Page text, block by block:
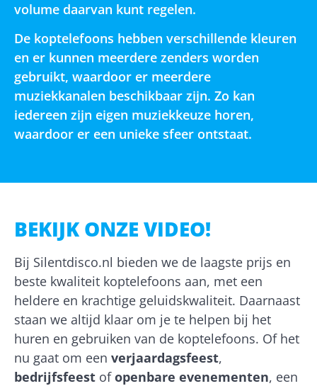
volume daarvan kunt regelen.
De koptelefoons hebben verschillende kleuren
en er kunnen meerdere zenders worden
gebruikt, waardoor er meerdere
muziekkanalen beschikbaar zijn. Zo kan
iedereen zijn eigen muziekkeuze horen,
waardoor er een unieke sfeer ontstaat.
BEKIJK ONZE VIDEO!
Bij Silentdisco.nl bieden we de laagste prijs en
beste kwaliteit koptelefoons aan, met een
heldere en krachtige geluidskwaliteit. Daarnaast
staan we altijd klaar om je te helpen bij het
huren en gebruiken van de koptelefoons. Of het
nu gaat om een verjaardagsfeest,
bedrijfsfeest ofopenbare evenementen, een